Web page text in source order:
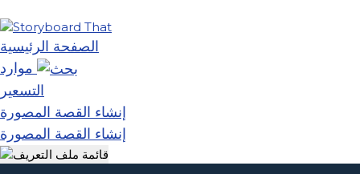
الصفحة الرئيسية
موارد
التسعير
إنشاء القصة المصورة
إنشاء القصة المصورة